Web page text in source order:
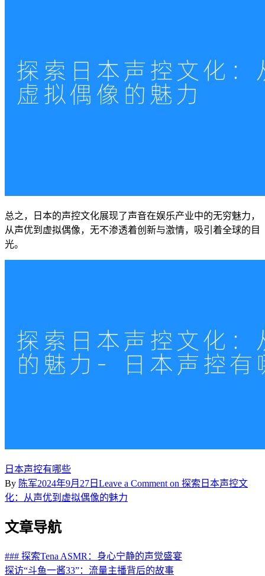
总之，日本的声控文化展现了声音在娱乐产业中的无穷魅力，
从声优到虚拟偶像，无不渗透着创新与激情，吸引着全球的目
光。
日本声控有哪些
By 陈军2024年9月27日 Leave a Comment on 探索日本声控文
化：从声优到虚拟偶像的魅力
文章导航
### 探索Tena ASMR：身心宁静的声觉盛宴
探访“斗鱼一酱33”：流量主播背后的故事